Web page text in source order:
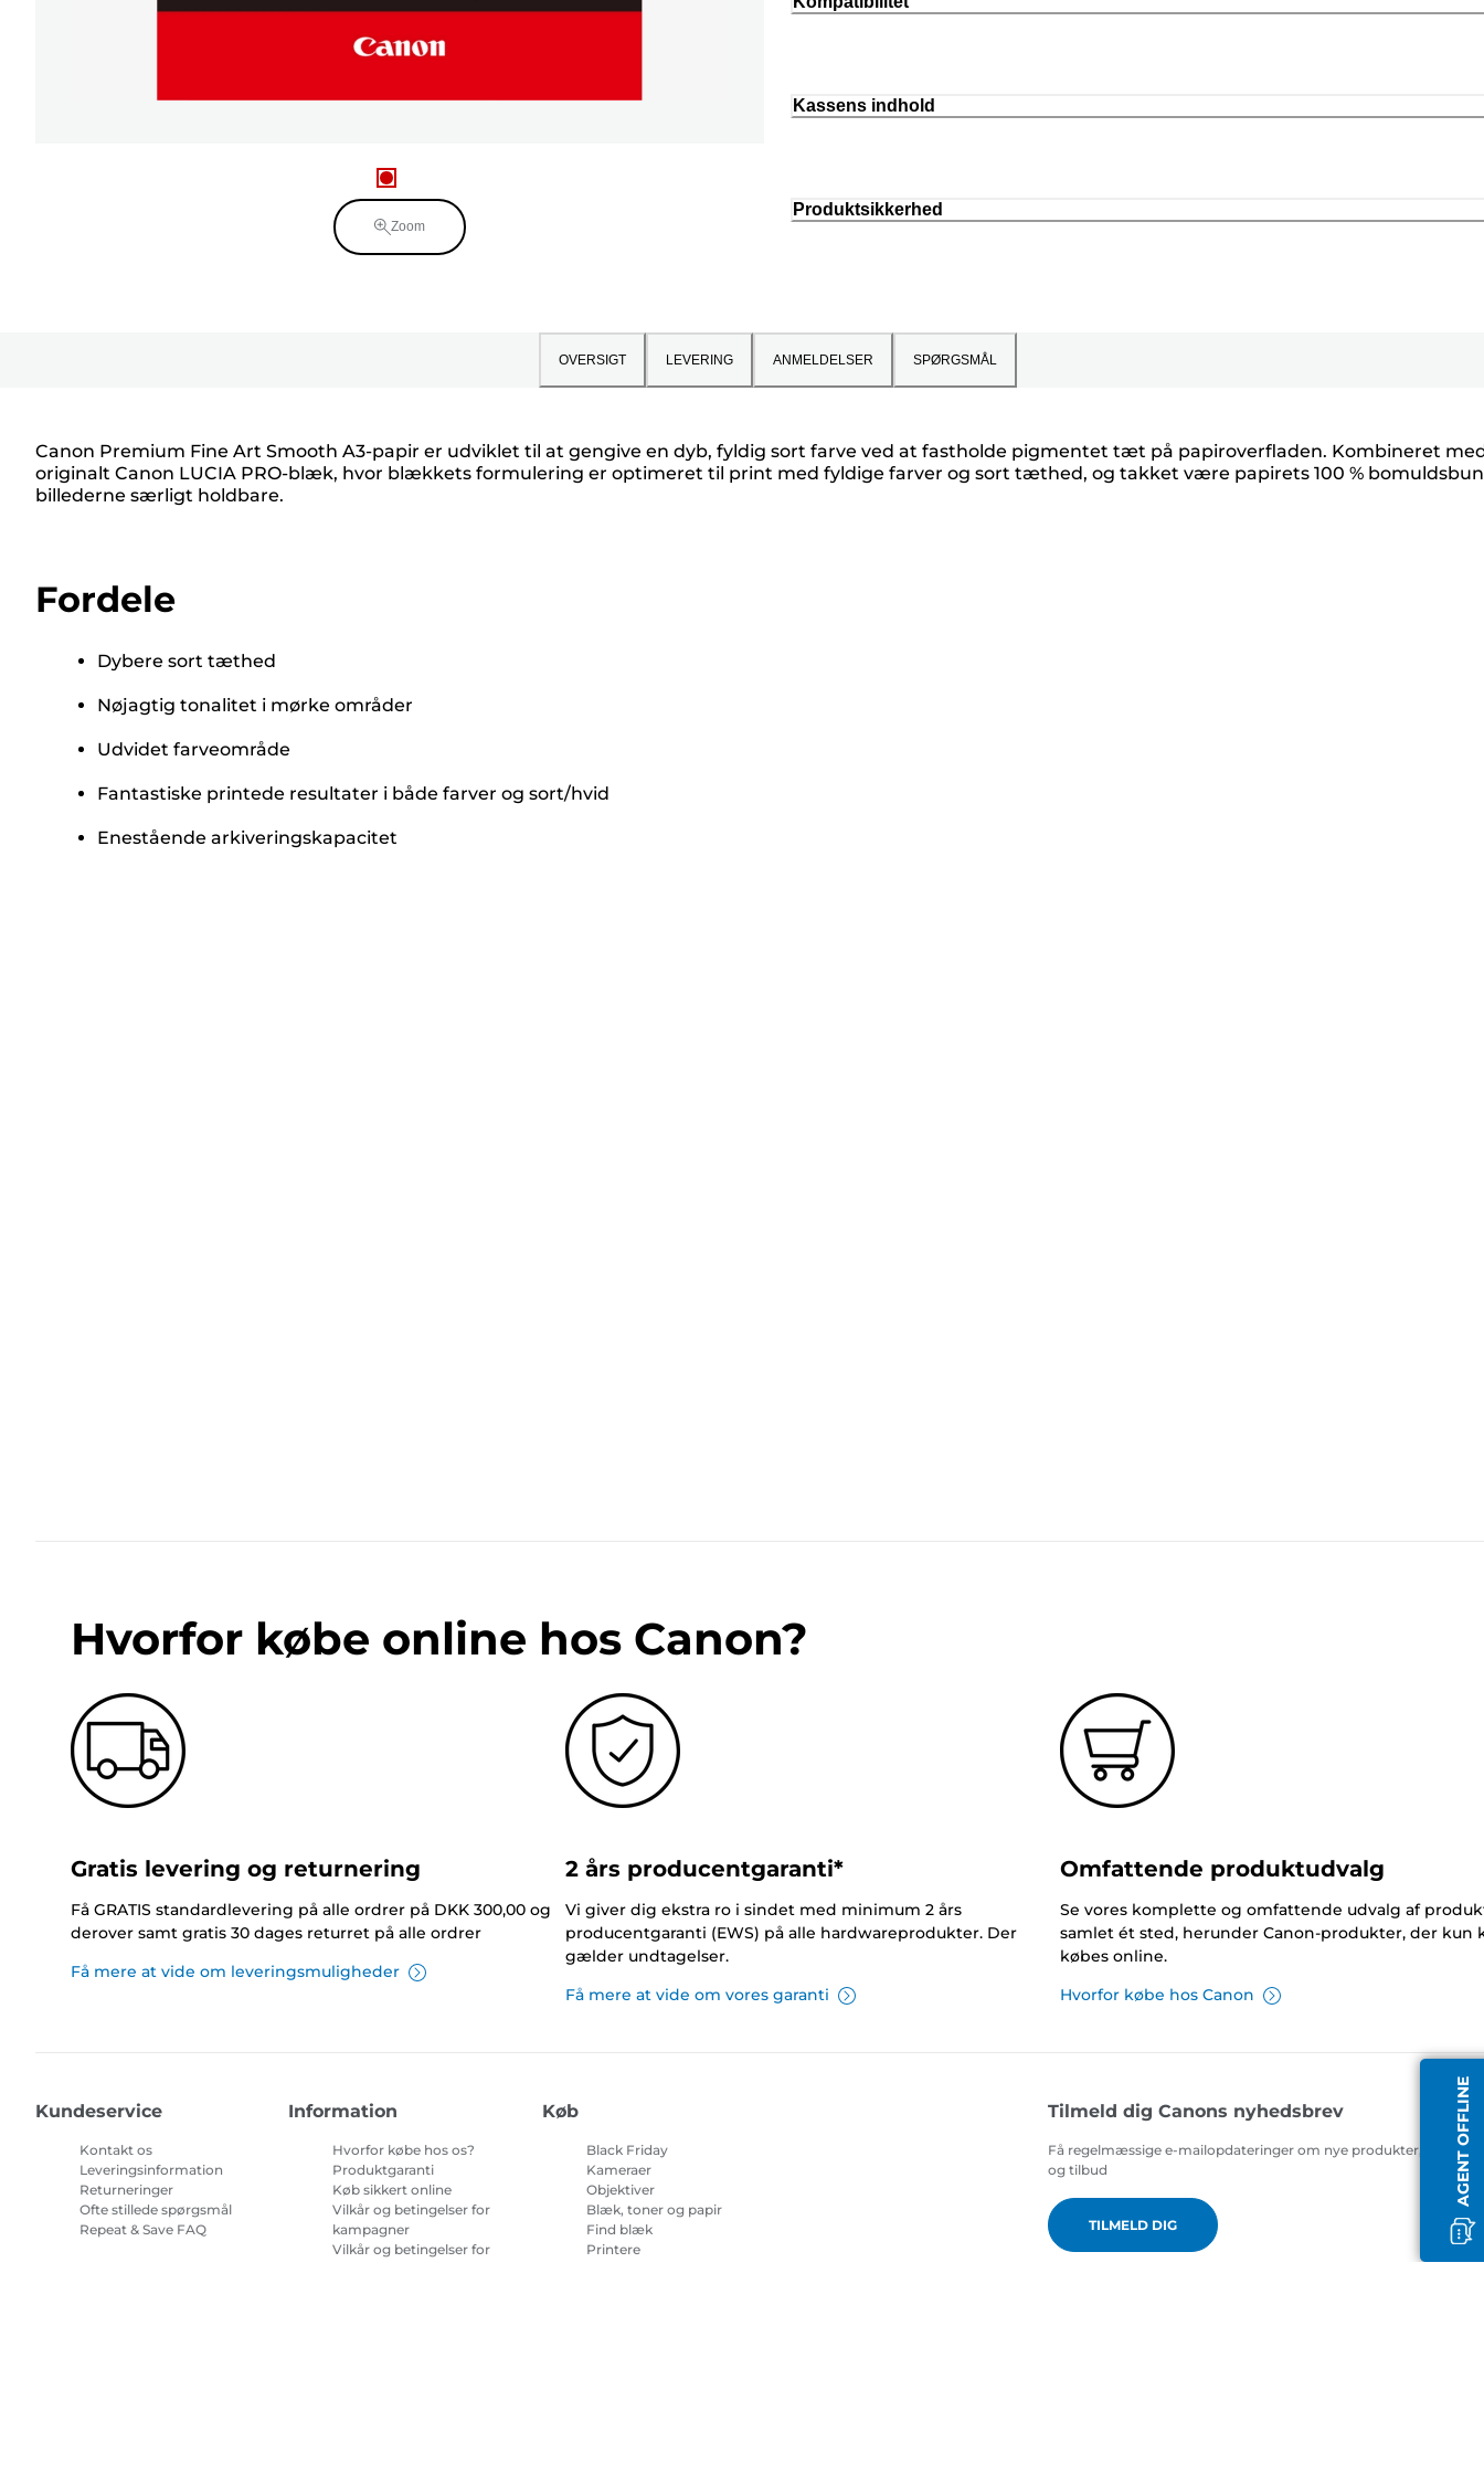
Zoom
Kassens indhold
Produktsikkerhed
OVERSIGT LEVERING ANMELDELSER SPØRGSMÅL
Canon Premium Fine Art Smooth A3-papir er udviklet til at gengive en dyb, fyldig sort farve ved at fastholde pigmentet tæt på papiroverfladen. Kombineret
originalt Canon LUCIA PRO-blæk, hvor blækkets formulering er optimeret til print med fyldige farver og sort tæthed, og takket være papirets 100 %
billederne særligt holdbare.
Fordele
Dybere sort tæthed
Nøjagtig tonalitet i mørke områder
Udvidet farveområde
Fantastiske printede resultater i både farver og sort/hvid
Enestående arkiveringskapacitet
AGENT OFFLINE
Hvorfor købe online hos Canon?
Gratis levering og returnering
Få GRATIS standardlevering på alle ordrer på DKK 300,00 og
derover samt gratis 30 dages returret på alle ordrer
Få mere at vide om leveringsmuligheder
2 års producentgaranti*
Vi giver dig ekstra ro i sindet med minimum 2 års
producentgaranti (EWS) på alle hardwareprodukter. Der
gælder undtagelser.
Få mere at vide om vores garanti
Omfattende produktudvalg
Se vores komplette og omfattende udvalg af
samlet ét sted, herunder Canon-produkter, der kun
købes online.
Hvorfor købe hos Canon
Kundeservice
Kontakt os
Leveringsinformation
Returneringer
Ofte stillede spørgsmål
Repeat & Save FAQ
Information
Hvorfor købe hos os?
Produktgaranti
Køb sikkert online
Vilkår og betingelser for
kampagner
Vilkår og betingelser for
Køb
Black Friday
Kameraer
Objektiver
Blæk, toner og papir
Find blæk
Printere
Tilmeld dig Canons nyhedsbrev
Få regelmæssige e-mailopdateringer om nye produkter, nyttige
og tilbud
TILMELD DIG